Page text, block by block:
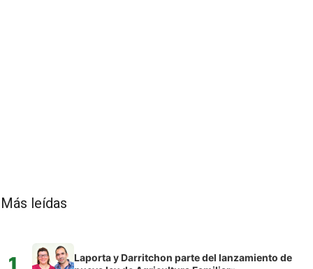
Más leídas
1
Laporta y Darritchon parte del lanzamiento de